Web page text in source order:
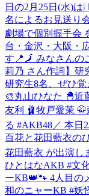
日の2月25日(水)は
名によるお見送り
劇場で個別握手会
台・金沢・大阪・
す📍🗾 みなさんの
莉乃 さん作詞】研
研究生8名、ぜひ覚
🎨丸山ひなた 🐣近
友利 🩰牧戸愛茉
る #AKB48／ 本日
百花と花田藍衣の
花田藍衣 が出演し
ひとはなAKB #文
ーKB👑🐾 4人目の
和のニャーKB #妖